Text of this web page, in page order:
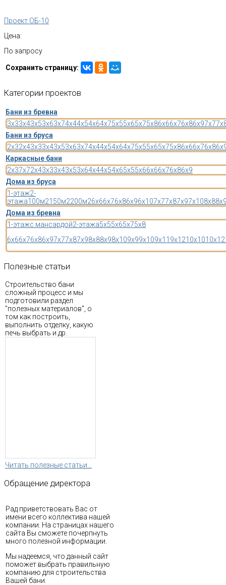
Проект ОБ-10
Цена:
По запросу
Сохранить страницу:
Категории проектов
Бани из бревна
3x33x43x53x63x74x44x54x64x75x55x65x75x86x66x76x86x97x7
Бани из бруса
2x32x43x33x43x53x63x74x44x54x64x75x55x65x75x86x66x76x8
Каркасные бани
2x37x72x43x33x43x53x64x44x54x65x55x66x66x76x86x9
Дома из бруса
1-этаж2-
этажа100м2150м2200м26x66x76x86x96x107x77x87x97x108x8
Дома из бревна
1-этажс мансардой2-этажа5x55x65x75x8
6x66x76x86x97x77x87x98x88x98x109x99x109x11 9x1210x1010x12
Полезные статьи
Строительство бани
сложный процесс и мы
подготовили раздел
"полезных материалов", о
том как построить,
выполнить отделку, какую
печь выбрать и др.
Читать полезные статьи...
Обращение директора
Рад приветствовать Вас от
имени всего коллектива нашей
компании. На страницах нашего
сайта Вы сможете почерпнуть
много полезной информации.
Мы надеемся, что данный сайт
поможет выбрать правильную
компанию для строительства
Вашей бани.